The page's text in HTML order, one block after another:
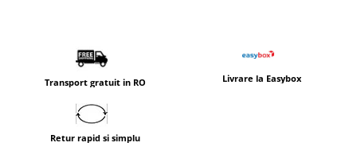
Transport gratuit in RO Livrare la Easybox
Retur rapid si simplu